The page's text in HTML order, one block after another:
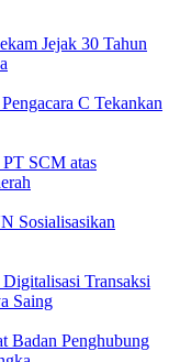
Jejak 30 Tahun
C Tekankan
SCM atas
Sosialisasikan
Transaksi
Saing
Badan Penghubung